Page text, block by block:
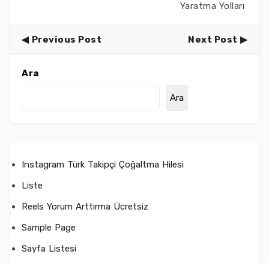
Yaratma Yolları
Previous Post Next Post
Ara
Ara
Instagram Türk Takipçi Çoğaltma Hilesi
Liste
Reels Yorum Arttırma Ücretsiz
Sample Page
Sayfa Listesi